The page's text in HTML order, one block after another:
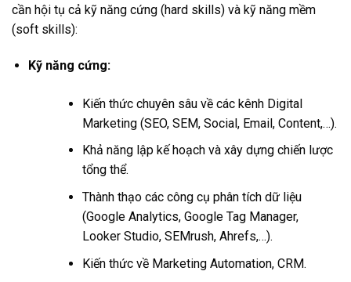
cần hội tụ cả kỹ năng cứng (hard skills) và kỹ năng mềm
(soft skills):
Kỹ năng cứng:
Kiến thức chuyên sâu về các kênh Digital
Marketing (SEO, SEM, Social, Email, Content,…).
Khả năng lập kế hoạch và xây dựng chiến lược
tổng thể.
Thành thạo các công cụ phân tích dữ liệu
(Google Analytics, Google Tag Manager,
Looker Studio, SEMrush, Ahrefs,…).
Kiến thức về Marketing Automation, CRM.